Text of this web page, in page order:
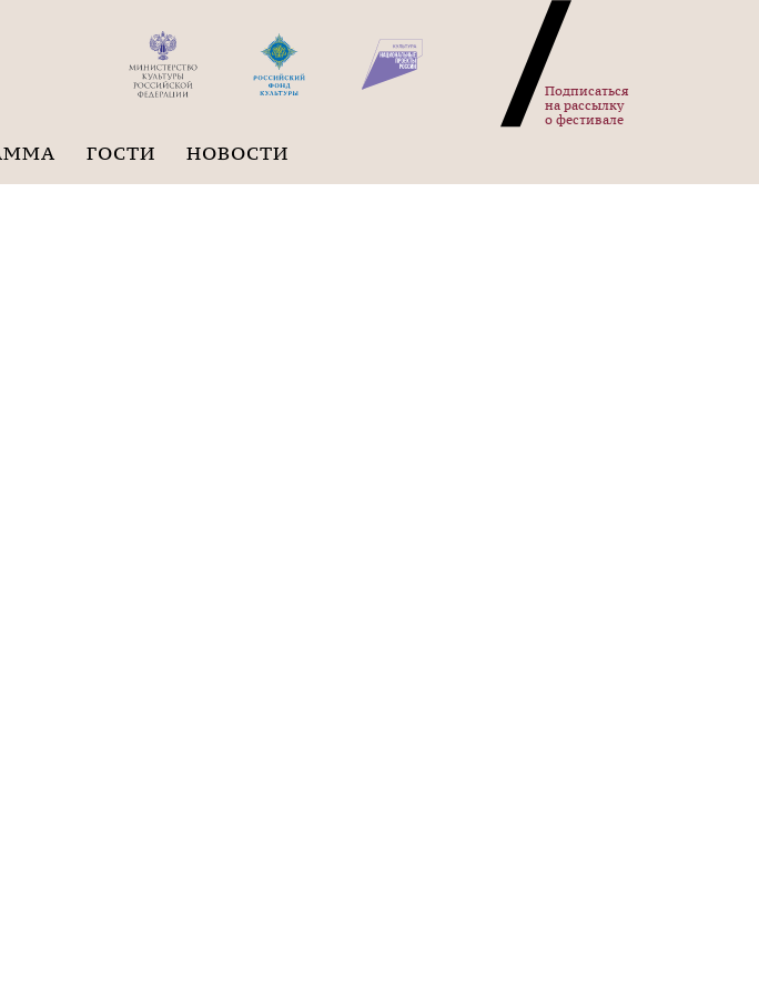
Подписаться
на рассылку
о фестивале
ГОСТИ НОВОСТИ